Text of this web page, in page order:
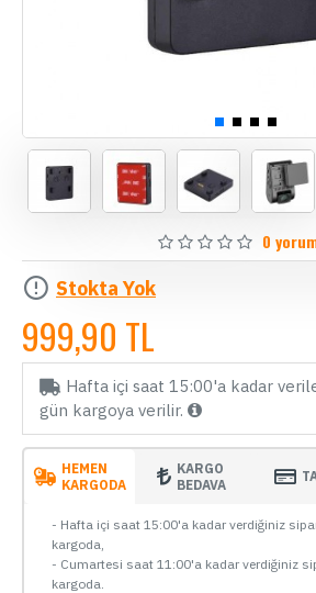
0
999,90 TL
Hafta içi saat 15:00'a kadar
gün kargoya verilir.
Stokta Yok
HEMEN
KARGODA
KARGO
BEDAVA
- Hafta içi saat 15:00'a kadar verdiğiniz
kargoda,
- Cumartesi saat 11:00'a kadar verdiğiniz
kargoda.